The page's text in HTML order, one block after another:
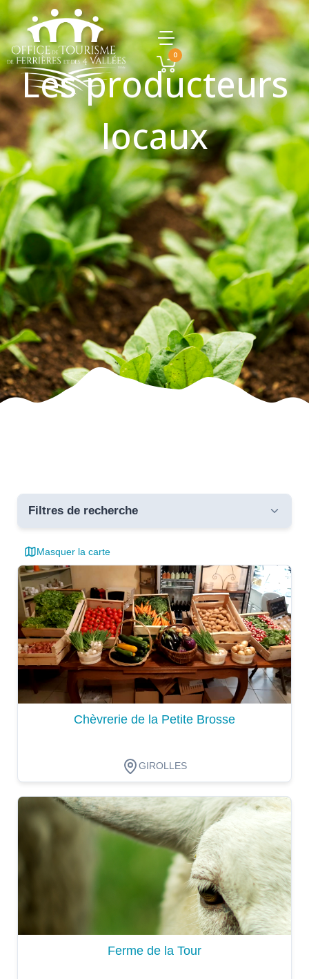
0
Les producteurs
locaux
Filtres de recherche
Toutes les communes
critères
Masquer la carte
Chèvrerie de la Petite Brosse
GIROLLES
Dégustation
Ferme de la Tour